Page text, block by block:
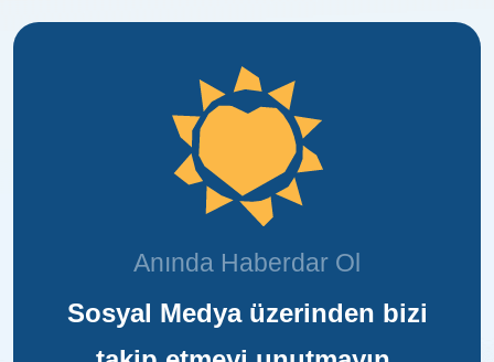
Anında Haberdar Ol
Sosyal Medya üzerinden bizi